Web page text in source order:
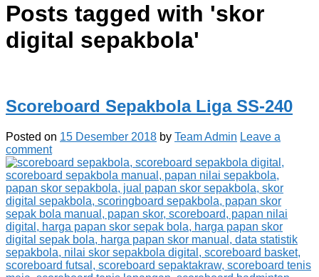
Posts tagged with 'skor
digital sepakbola'
Scoreboard Sepakbola Liga SS-240
Posted on 15 Desember 2018 by Team Admin Leave a
comment